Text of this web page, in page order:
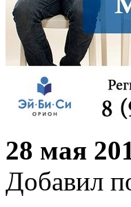
28 мая
Добавил